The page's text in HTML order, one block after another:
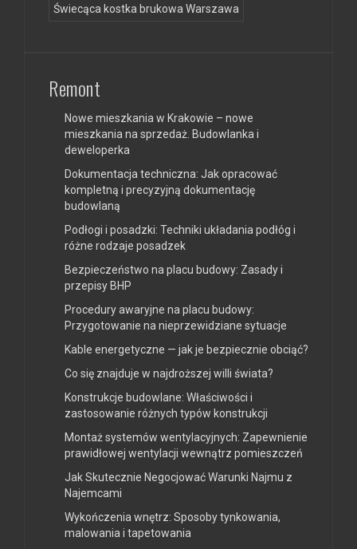
Świecąca kostka brukowa Warszawa
Remont
Nowe mieszkania w Krakowie – nowe
mieszkania na sprzedaż. Budowlanka i
deweloperka
Dokumentacja techniczna: Jak opracować
kompletną i precyzyjną dokumentację
budowlaną
Podłogi i posadzki: Techniki układania podłóg i
różne rodzaje posadzek
Bezpieczeństwo na placu budowy: Zasady i
przepisy BHP
Procedury awaryjne na placu budowy:
Przygotowanie na nieprzewidziane sytuacje
Kable energetyczne — jak je bezpiecznie obciąć?
Co się znajduje w najdroższej willi świata?
Konstrukcje budowlane: Właściwości i
zastosowanie różnych typów konstrukcji
Montaż systemów wentylacyjnych: Zapewnienie
prawidłowej wentylacji wewnątrz pomieszczeń
Jak Skutecznie Negocjować Warunki Najmu z
Najemcami
Wykończenia wnętrz: Sposoby tynkowania,
malowania i tapetowania